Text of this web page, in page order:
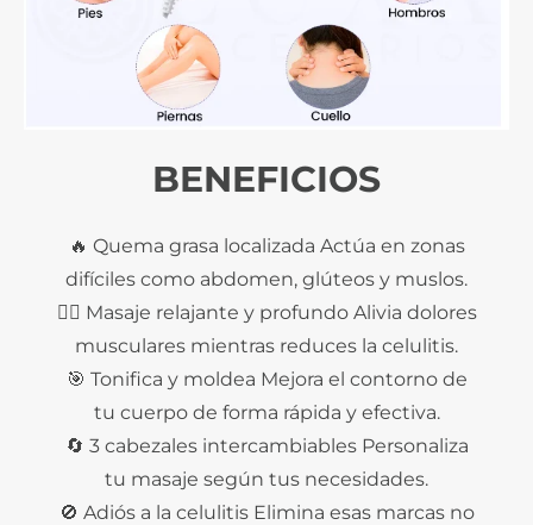
BENEFICIOS
🔥 Quema grasa localizada Actúa en zonas
difíciles como abdomen, glúteos y muslos.
💆‍♀️ Masaje relajante y profundo Alivia dolores
musculares mientras reduces la celulitis.
🎯 Tonifica y moldea Mejora el contorno de
tu cuerpo de forma rápida y efectiva.
🔄 3 cabezales intercambiables Personaliza
tu masaje según tus necesidades.
🚫 Adiós a la celulitis Elimina esas marcas no